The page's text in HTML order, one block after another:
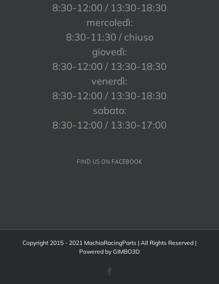
8:30-12:00 / 13:30-18:30
mercoledì:
8:30-11:30 / chiuso
giovedì:
8:30-12:00 / 13:30-18:30
venerdì:
8:30-12:00 / 13:30-18:30
sabato:
8:30-12:00 / 13:30-17:00
FIND US ON FACEBOOK
Copyright 2015 - 2021 MachiaRacingParts | All Rights Reserved |
Powered by GIMBO3D